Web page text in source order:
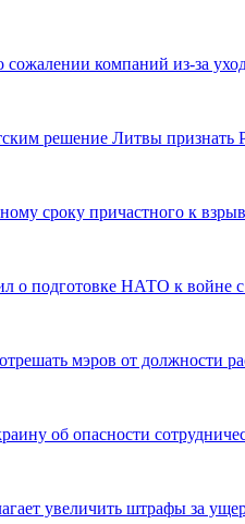
компаний из-за
решение Литвы признать
сроку причастного к
о подготовке НАТО к войне с
мэров от должности
об опасности
увеличить штрафы за